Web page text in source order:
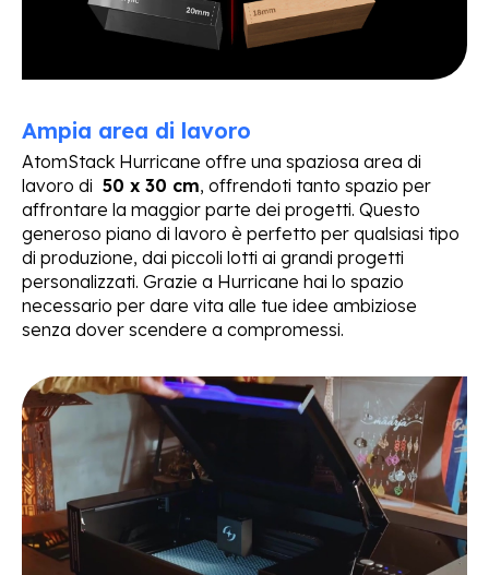
Ampia area di lavoro
AtomStack Hurricane offre una spaziosa area di
lavoro di 50 x 30 cm, offrendoti tanto spazio per
affrontare la maggior parte dei progetti. Questo
generoso piano di lavoro è perfetto per qualsiasi tipo
di produzione, dai piccoli lotti ai grandi progetti
personalizzati. Grazie a Hurricane hai lo spazio
necessario per dare vita alle tue idee ambiziose
senza dover scendere a compromessi.